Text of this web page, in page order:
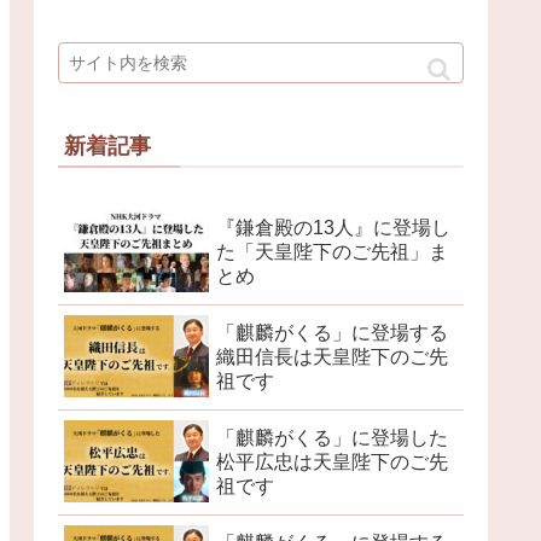
新着記事
『鎌倉殿の13人』に登場し
た「天皇陛下のご先祖」ま
とめ
「麒麟がくる」に登場する
織田信長は天皇陛下のご先
祖です
「麒麟がくる」に登場した
松平広忠は天皇陛下のご先
祖です